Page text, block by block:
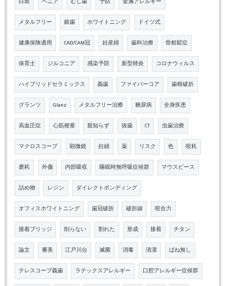
メタルフリー 銀歯 ホワイトニング ドイツ式
健康保険適用 CAD/CAM冠 妊産婦 歯科治療 骨粗鬆症
保育士 ジルコニア 感染予防 新型肺炎 コロナウィルス
ハイブリッドセラミックス 義歯 ファイバーコア 歯根破折
グランツ Glanz メタルフリー治療 糖尿病 全身疾患
高血圧症 心筋梗塞 親知らず 抜歯 CT 虫歯治療
マクロスコープ 顕微鏡 妊婦 薬 リスク 色 咬耗
磨耗 外傷 内部吸収 睡眠時無呼吸症候群 マウスピース
詰め物 レジン ダイレクトボンディング
オフィスホワイトニング 歯冠破折 破折線 咬合力
接着ブリッジ 削らない 割れた 形成 接着 チタン
論文 審美 江戸川台 滅菌 消毒 清潔 ばね無し
テレスコープ義歯 ラテックスアレルギー 口腔アレルギー症候群